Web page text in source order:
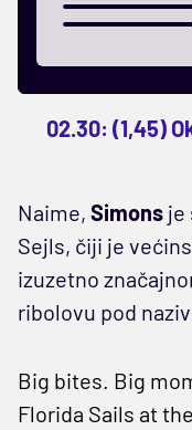
02.30: (1,45)
Naime, Simons je
Sejls, čiji je
izuzetno
ribolovu pod
Big bites. Big
Florida Sails at the